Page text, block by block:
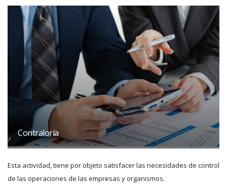
Contraloría
Esta actividad, tiene por objeto satisfacer las necesidades de control
de las operaciones de las empresas y organismos.